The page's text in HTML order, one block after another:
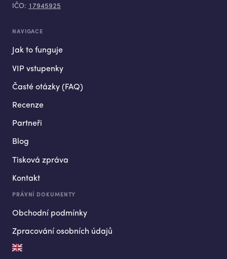
IČO: 17945925
NAVIGACE
Jak to funguje
VIP vstupenky
Časté otázky (FAQ)
Recenze
Partneři
Blog
Tisková zpráva
Kontakt
PRÁVNÍ DOKUMENTY
Obchodní podmínky
Zpracování osobních údajů